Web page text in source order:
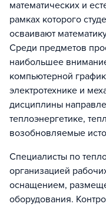
математических и
рамках которого
осваивают
Среди предметов
наибольшее
компьютерной
электротехнике и
дисциплины
теплоэнергетике,
возобновляемые
Специалисты по
организацией
оснащением,
оборудования.